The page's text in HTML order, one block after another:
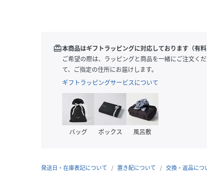
redeem本商品はギフトラッピングに対応しております（有料
ご希望の際は、ラッピングと商品を一緒にご注文く
て、ご指定の住所にお届けします。
ギフトラッピングサービスについて
バッグ ボックス 風呂敷
発送日・在庫表記について 置き配について
交換・返品につ